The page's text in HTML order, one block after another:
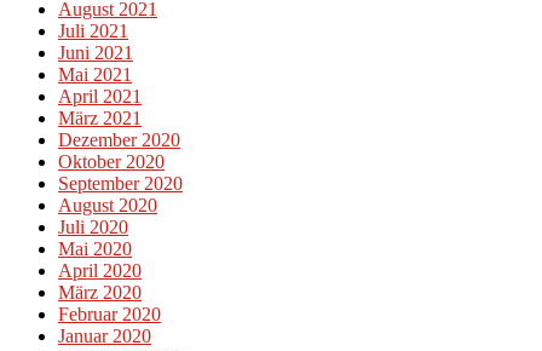
August 2021
Juli 2021
Juni 2021
Mai 2021
April 2021
März 2021
Dezember 2020
Oktober 2020
September 2020
August 2020
Juli 2020
Mai 2020
April 2020
März 2020
Februar 2020
Januar 2020